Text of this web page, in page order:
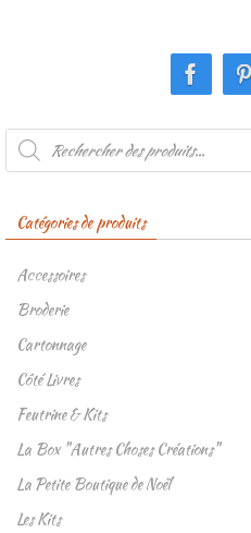
Recherche
produits
Catégories de produits
Accessoires
Broderie
Cartonnage
Côté Livres
Feutrine & Kits
La Box "Autres Choses Créations"
La Petite Boutique de Noël
Les Kits